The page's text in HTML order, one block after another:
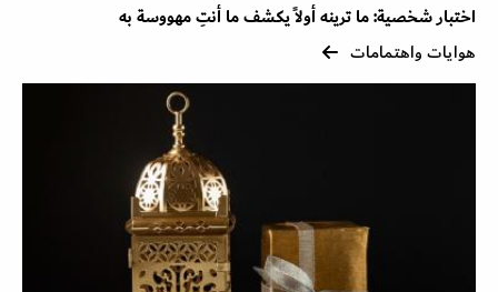
اختبار شخصية: ما ترينه أولاً يكشف ما أنتِ مهووسة به
هوايات واهتمامات